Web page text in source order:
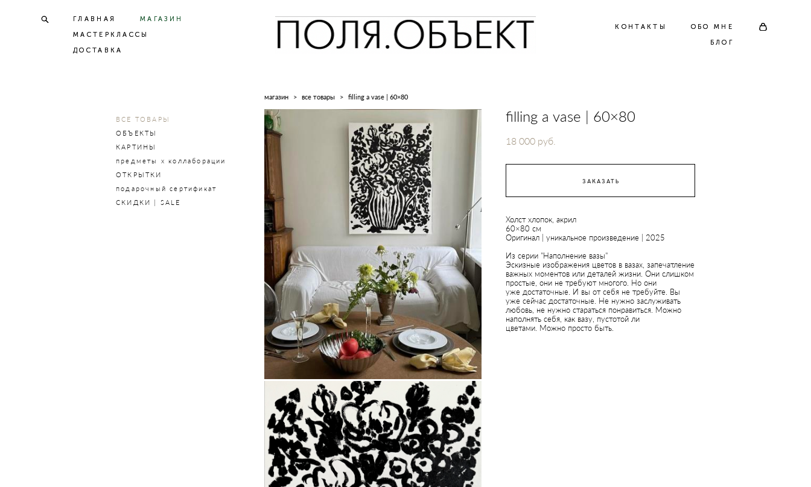
ГЛАВНАЯ
МАГАЗИН
МАСТЕРКЛАССЫ
ДОСТАВКА
КОНТАКТЫ
ОБО МНЕ
БЛОГ
ГЛАВНАЯ
МАГАЗИН
МАСТЕРКЛАССЫ
ДОСТАВКА
КОНТАКТЫ
ОБО МНЕ
БЛОГ
ВСЕ ТОВАРЫ
ОБЪЕКТЫ
КАРТИНЫ
предметы х коллаборации
ОТКРЫТКИ
подарочный сертификат
СКИДКИ | SALE
магазин > все товары > filling a vase | 60×80
filling a vase | 60×80
18 000 pуб.
ЗАКАЗАТЬ
Холст хлопок, акрил
60×80 см
Оригинал | уникальное произведение | 2025
Из серии "Наполнение вазы"
Эскизные изображения цветов в вазах, запечатление
важных моментов или деталей жизни. Они слишком
простые, они не требуют многого. Но они
уже достаточные. И вы от себя не требуйте. Вы
уже сейчас достаточные. Не нужно заслуживать
любовь, не нужно стараться понравиться. Можно
наполнять себя, как вазу, пустотой ли
цветами. Можно просто быть.